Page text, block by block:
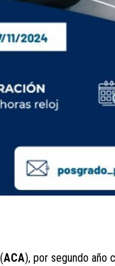
(ACA), por segundo año